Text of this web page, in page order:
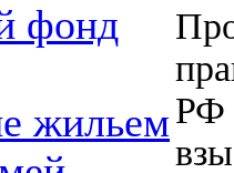
фонд
жильемРФ